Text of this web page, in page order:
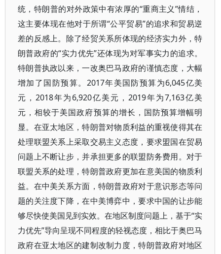
统，特朗普的对外政策中有浓厚的“重商主义”情结，
这主要体现在他对于所谓“公平贸易”的追求和贸易逆
差的反感上。除了经贸关系所体现的经济实力外，特
朗普政府的“实力优先”还体现为对军事实力的追求。
特朗普执政以来，一改奥巴马政府的谨慎态度，大幅
增加了国防预算。2017年美国防预算为6,045亿美
元，2018年为6,920亿美元，2019年为7,163亿美
元，相较于美国政府预算的增长，国防预算增幅明
显。在亚太地区，特朗普对物质利益的重视使得其在
处理联盟关系上采取交易主义态度，要求盟国在贸易
问题上不断让步，并承担更多的联盟防务费用。对于
联盟关系的处理，特朗普政府更加在意美国的物质利
益。在中美关系方面，特朗普政府对于意识形态等问
题的关注度下降，在中美博弈中，要求中国的让步能
够尽快使美国见到实效。在地区制度问题上，基于“实
力优先”导向呈现不同程度的轻视态度，相比于奥巴马
政府在亚太地区的建制改制力度，特朗普政府对地区